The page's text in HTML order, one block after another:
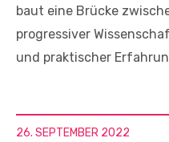
baut eine Brücke
progressiver
und praktischer
26. SEPTEMBER 2022